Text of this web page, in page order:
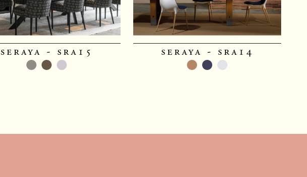
seraya - sra15 seraya - sra14